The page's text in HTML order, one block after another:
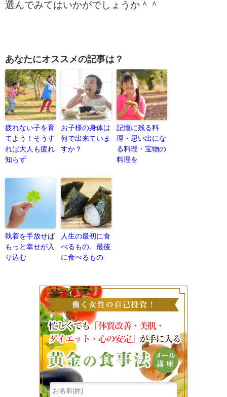
選んでみてはいかがでしょうか＾＾
あなたにオススメの記事は？
疲れない子を育
てよう！そうす
れば大人も疲れ
知らず
お子様の身体は
何で出来ていま
すか？
記憶に残る料
理・思い出にな
る料理・宝物の
料理を
執着を手放せば
もっと幸せが入
り込む
人生の最初に食
べるもの、最後
に食べるもの